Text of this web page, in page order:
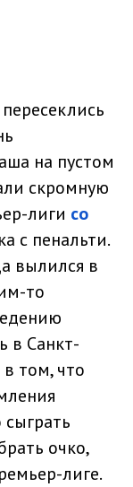
на пустом
скромную
лиги со
с пенальти.
вылился в
то
в Санкт-
том, что
очко,
лиге.